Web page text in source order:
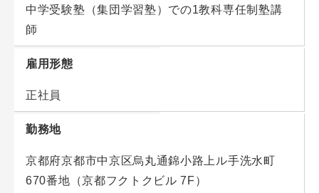
【浜学園の特徴・魅力】
難関中学校での合格者数日本トップクラス！
予習を一切必要としない復習主義で、学習の自立へ向
け「学ぶことの楽しさ」→「目標を持つ努力の積み重
ねの体得」→「自ら考え発見するチカラ」を養いま
その授業の質や合格者数の実績が評価され、直近では
できる環境を準備しています。
・集団授業（週7～10コマ程度）
・教育・進路相談
・入試傾向分析
・適性に応じ、教材やテストをはじめカリキュラム作
中学受験塾（集団学習塾）での1教科専任制塾講
師
雇用形態
正社員
勤務地
京都府京都市中京区烏丸通錦小路上ル手洗水町
670番地（京都フクトクビル 7F）